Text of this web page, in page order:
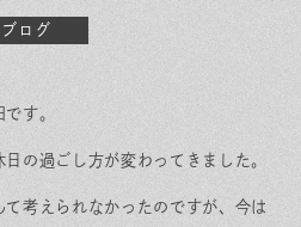
ログ
す。
の過ごし方が変わってきました。
考えられなかったのですが、今は